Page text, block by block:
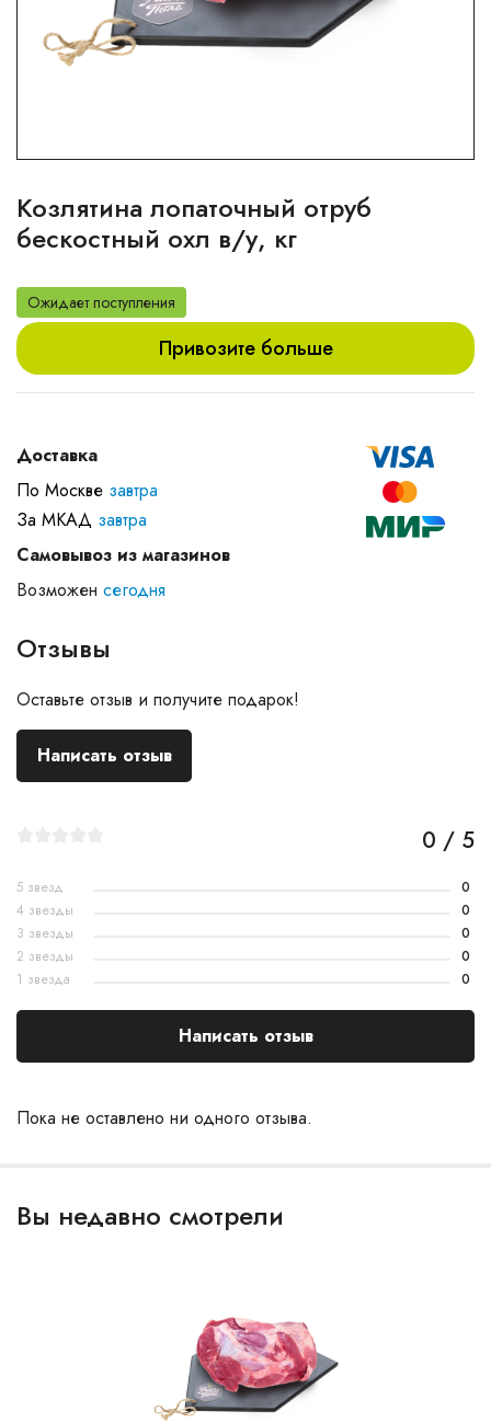
Козлятина лопаточный отруб
бескостный охл в/у, кг
Ожидает поступления
Привозите больше
Доставка
По Москве завтра
За МКАД завтра
Самовывоз из магазинов
Возможен сегодня
Отзывы
Оставьте отзыв и получите подарок!
Написать отзыв
Пока не оставлено ни одного отзыва.
0 / 5
5 звезд
0
4 звезды
0
3 звезды
0
2 звезды
0
1 звезда
0
Написать отзыв
Вы недавно смотрели